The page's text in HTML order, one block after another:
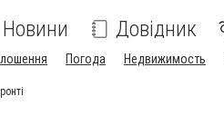
Новини Довідник
Погода Недвижимость